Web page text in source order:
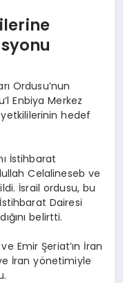
Ordusu’nun
Enbiya Merkez
yetkililerinin hedef
İstihbarat
Celalineseb ve
İsrail ordusu, bu
Dairesi
belirtti.
Emir Şeriat’ın İran
İran yönetimiyle